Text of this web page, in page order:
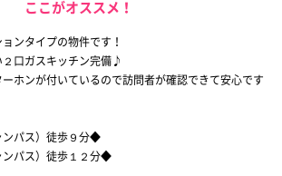
ここがオススメ！
ンタイプの物件です！
口ガスキッチン完備♪
ホンが付いているので訪問者が確認できて安心です
パス）徒歩９分◆
パス）徒歩１２分◆